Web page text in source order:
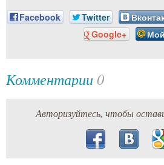
Facebook Twitter
Google+
Комментарии 0
Авторизуйтесь, чтобы